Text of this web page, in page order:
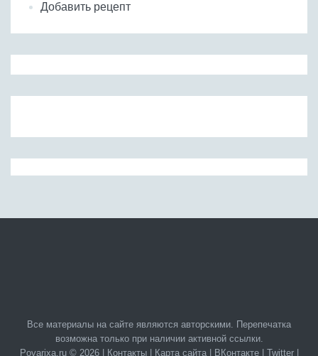
Добавить рецепт
Все материалы на сайте являются авторскими. Перепечатка
возможна только при наличии активной ссылки.
Povarixa.ru © 2026 |
Контакты| Карта сайта| ВКонтакте| Twitter|